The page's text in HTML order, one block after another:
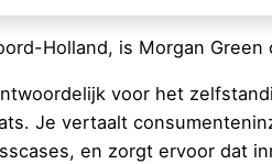
Holland, is Morgan
voor het
Je vertaalt
en zorgt ervoor dat